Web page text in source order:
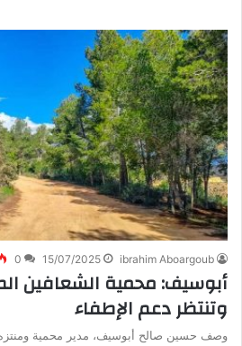
ibrahim Aboargoub
15/07/2025
0
أبوسيف: محمية الشعافين
وتنتظر دعم الإطفاء
وصف حسين صالح أبوسيف، مدير محمية